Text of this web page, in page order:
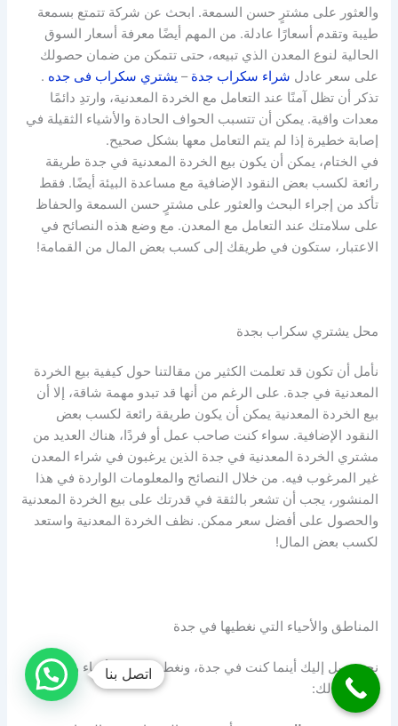
والعثور على مشترٍ حسن السمعة. ابحث عن شركة تتمتع بسمعة
طيبة وتقدم أسعارًا عادلة. من المهم أيضًا معرفة أسعار السوق
الحالية لنوع المعدن الذي تبيعه، حتى تتمكن من ضمان حصولك
على سعر عادل شراء سكراب جدة – يشتري سكراب فى جده .
تذكر أن تظل آمنًا عند التعامل مع الخردة المعدنية، وارتدِ دائمًا
معدات واقية. يمكن أن تتسبب الحواف الحادة والأشياء الثقيلة في
إصابة خطيرة إذا لم يتم التعامل معها بشكل صحيح.
في الختام، يمكن أن يكون بيع الخردة المعدنية في جدة طريقة
رائعة لكسب بعض النقود الإضافية مع مساعدة البيئة أيضًا. فقط
تأكد من إجراء البحث والعثور على مشترٍ حسن السمعة والحفاظ
على سلامتك عند التعامل مع المعدن. مع وضع هذه النصائح في
الاعتبار، ستكون في طريقك إلى كسب بعض المال من القمامة!
محل يشتري سكراب بجدة
نأمل أن تكون قد تعلمت الكثير من مقالتنا حول كيفية بيع الخردة
المعدنية في جدة. على الرغم من أنها قد تبدو مهمة شاقة، إلا أن
بيع الخردة المعدنية يمكن أن يكون طريقة رائعة لكسب بعض
النقود الإضافية. سواء كنت صاحب عمل أو فردًا، هناك العديد من
مشتري الخردة المعدنية في جدة الذين يرغبون في شراء المعدن
غير المرغوب فيه. من خلال النصائح والمعلومات الواردة في هذا
المنشور، يجب أن تشعر بالثقة في قدرتك على بيع الخردة المعدنية
والحصول على أفضل سعر ممكن. نظف الخردة المعدنية واستعد
لكسب بعض المال!
المناطق والأحياء التي نغطيها في جدة
نحن نصل إليك أينما كنت في جدة، ونغطي جميع الأحياء والمناطق
بما في ذلك:
اتصل بنا